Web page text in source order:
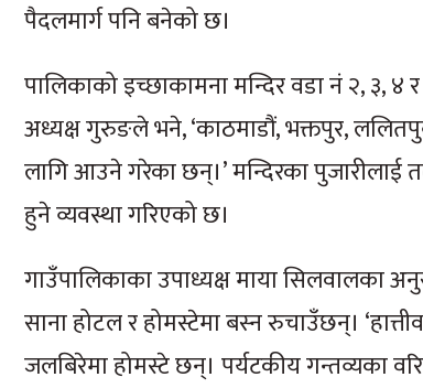
पैदलमार्ग पनि बनेको छ।
पालिकाको इच्छाकामना मन्दिर वडा नं २, ३,
अध्यक्ष गुरुङले भने, ‘काठमाडौं, भक्तपुर,
लागि आउने गरेका छन्।’ मन्दिरका पुजारीलाई
हुने व्यवस्था गरिएको छ।
गाउँपालिकाका उपाध्यक्ष माया सिलवालका
साना होटल र होमस्टेमा बस्न रुचाउँछन्।
जलबिरेमा होमस्टे छन्। पर्यटकीय गन्तव्यका